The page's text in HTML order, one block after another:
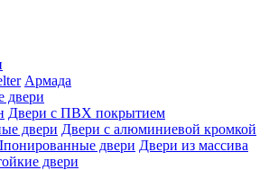
Армада
двери
Двери с ПВХ покрытием
двери Двери с алюминиевой кромкой
двери Двери из массива
двери